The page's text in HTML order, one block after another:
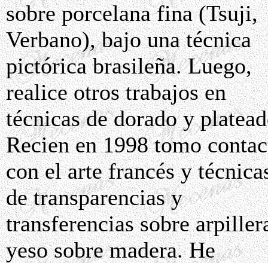
sobre porcelana fina (Tsuji,
Verbano), bajo una técnica
pictórica brasileña. Luego,
realice otros trabajos en
técnicas de dorado y
Recien en 1998 tomo
con el arte francés y
de transparencias y
transferencias sobre
yeso sobre madera. He